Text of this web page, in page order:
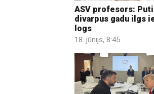
ASV profesors:
divarpus gadu ilgs
logs
18. jūnijs, 8:45